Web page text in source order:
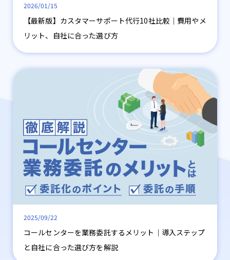
2026/01/15
【最新版】カスタマーサポート代行10社比較｜費用やメ
リット、自社に合った選び方
2025/09/22
コールセンターを業務委託するメリット｜導入ステップ
と自社に合った選び方を解説